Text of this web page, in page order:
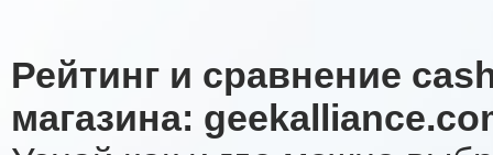
Рейтинг и сравнение
магазина: